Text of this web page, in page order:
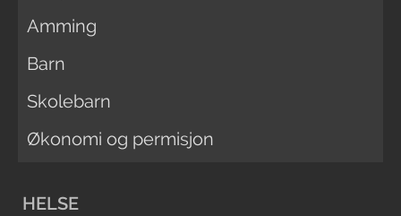
Amming
Barn
Skolebarn
Økonomi og permisjon
HELSE